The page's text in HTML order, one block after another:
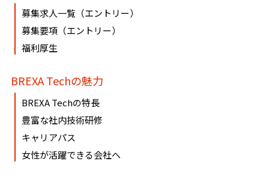
東京都千代田区丸の内1-8-3 丸の内トラストタワー本館16・
17階
株式会社BREXA Technology
個人情報保護管理者：吉野 貴博
TEL:03-3286-4777 FAX:03-3286-4778
募集求人一覧（エントリー）
募集要項（エントリー）
福利厚生
BREXA Techの魅力
BREXA Techの特長
豊富な社内技術研修
キャリアパス
女性が活躍できる会社へ